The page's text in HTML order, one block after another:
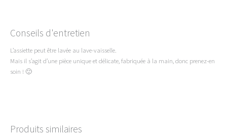
Conseils d'entretien
L’assiette peut être lavée au lave-vaisselle.
Mais il s’agit d’une pièce unique et délicate, fabriquée à la main, donc prenez-en
soin ! 🙂
Produits similaires